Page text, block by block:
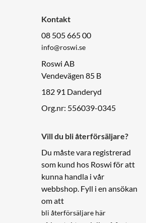
Kontakt
08 505 665 00
info@roswi.se
Roswi AB
Vendevägen 85 B
182 91 Danderyd
Org.nr: 556039-0345
Vill du bli återförsäljare?
Du måste vara registrerad
som kund hos Roswi för att
kunna handla i vår
webbshop. Fyll i en ansökan
om att
bli återförsäljare här